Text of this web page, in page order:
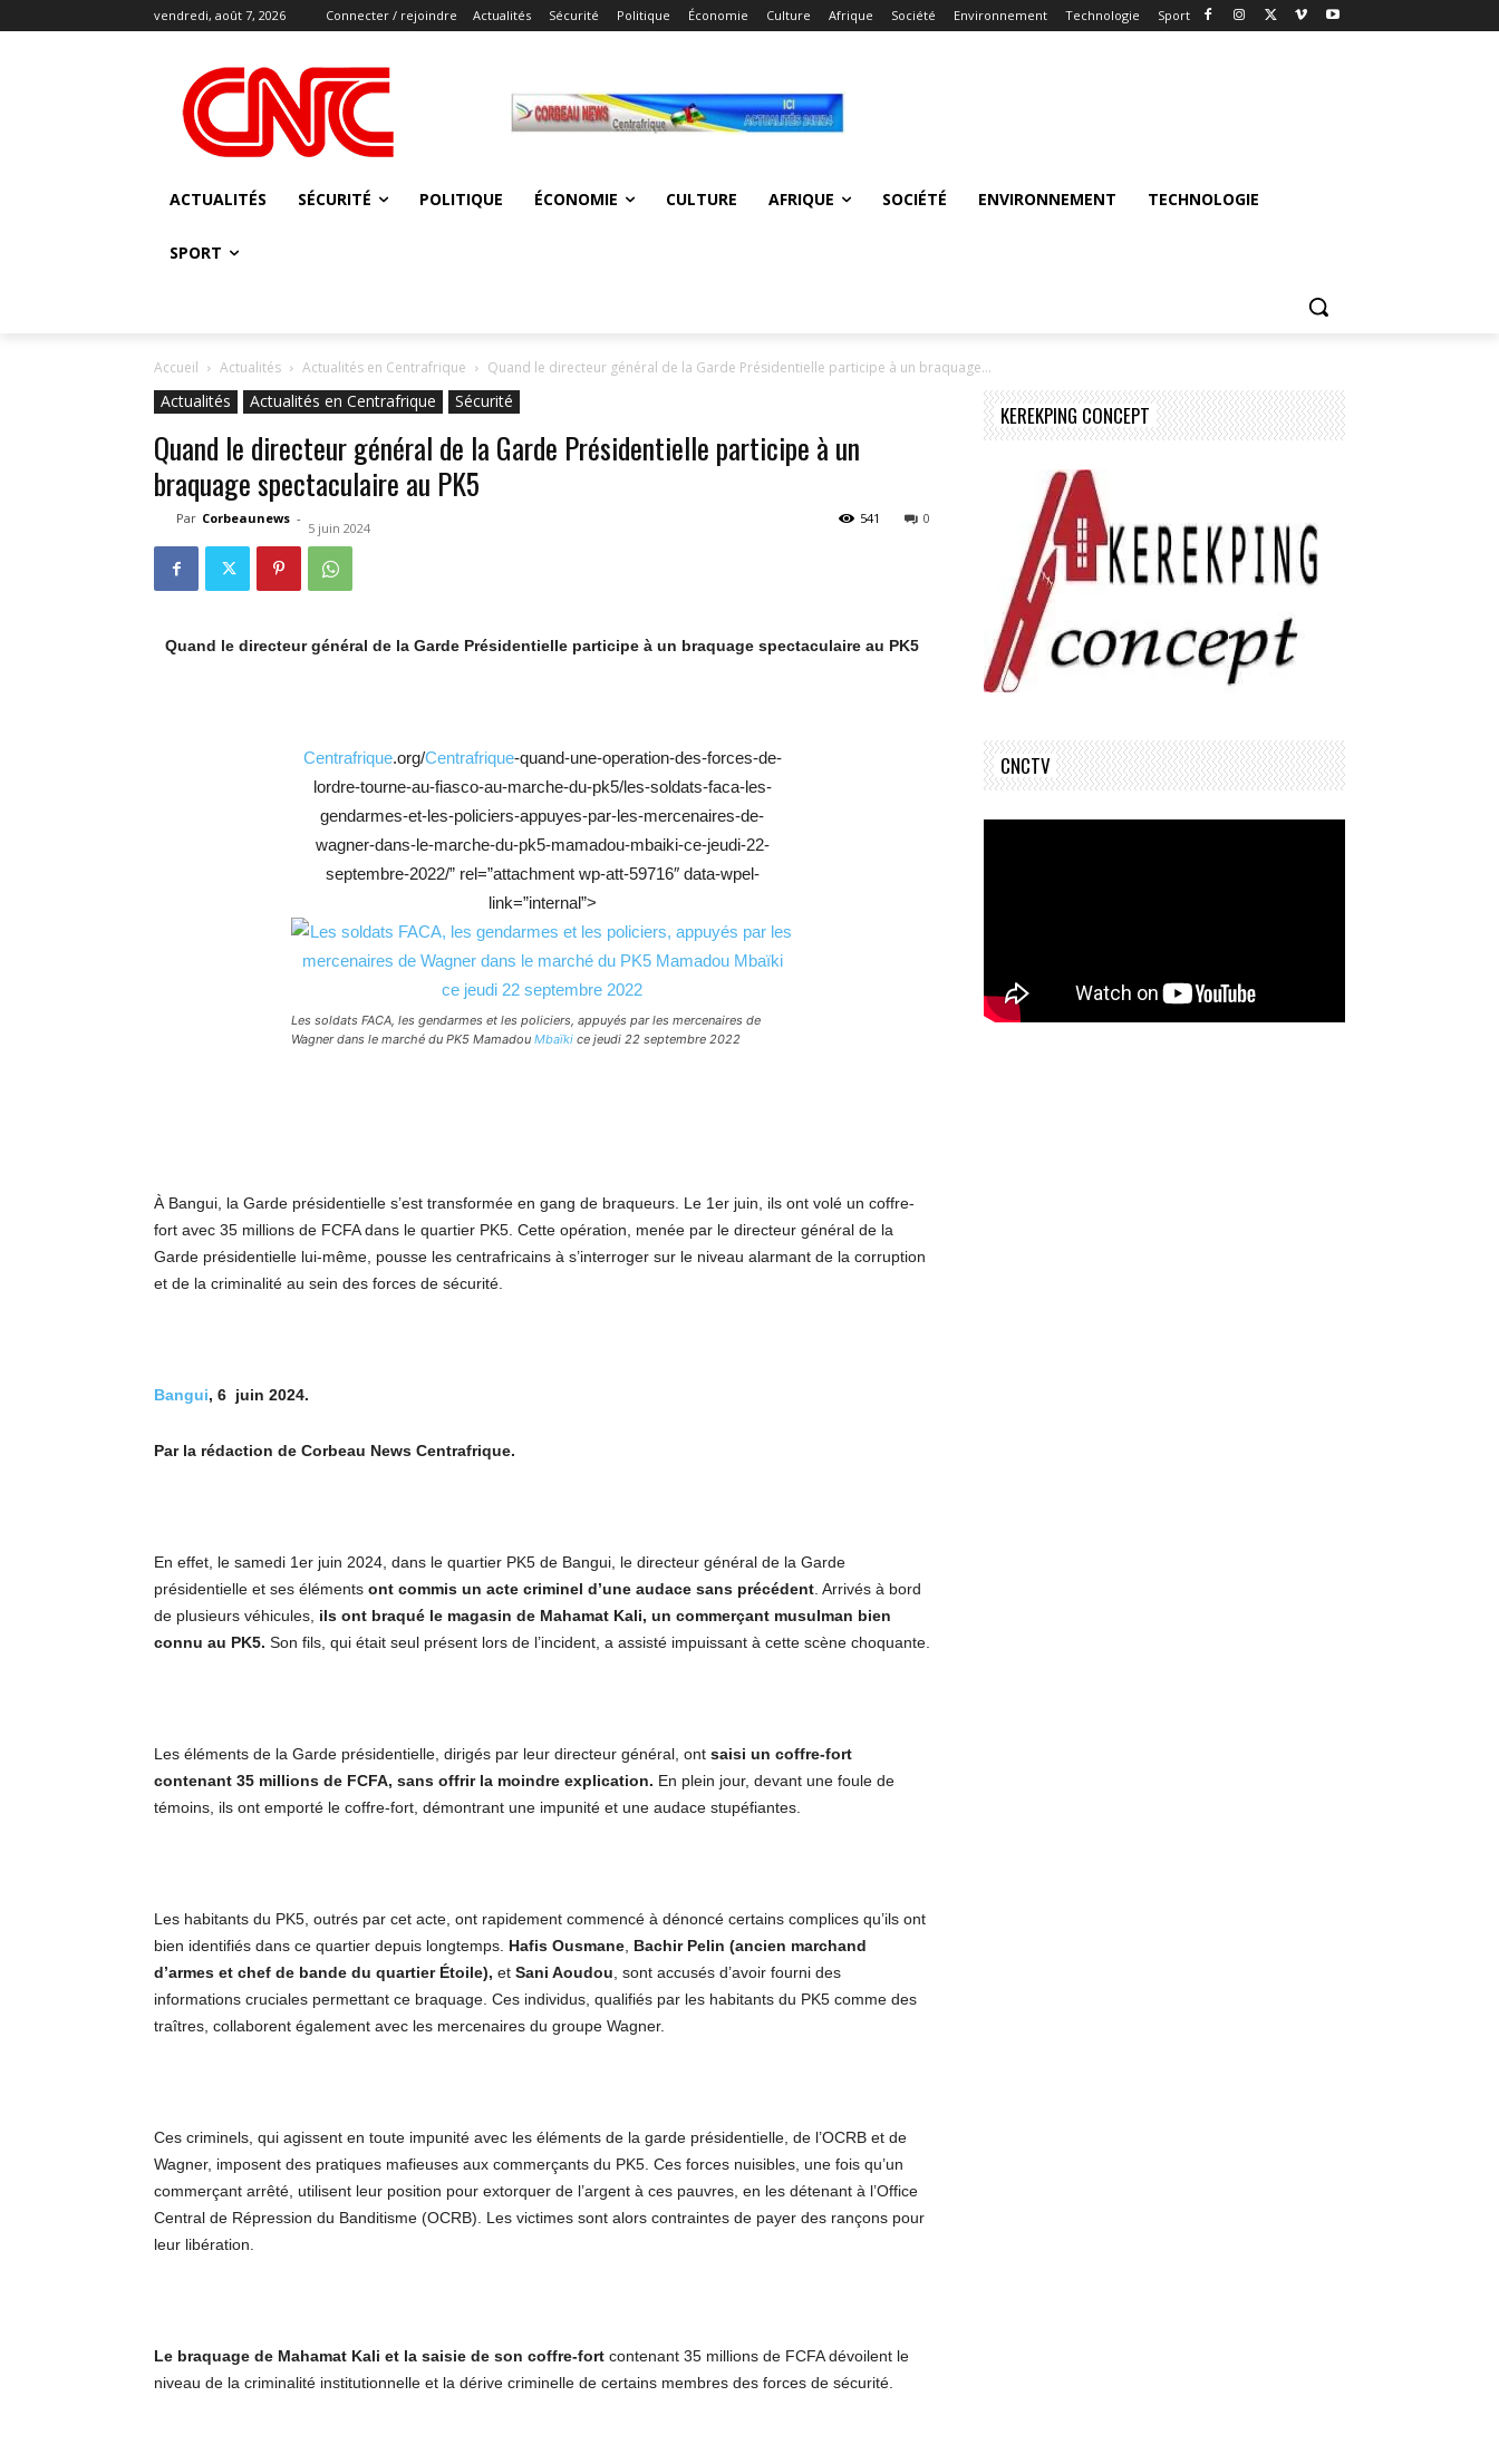
vendredi, août 7, 2026 Connecter / rejoindre Actualités Sécurité Politique Économie Culture Afrique Société Environnement Technologie Sport
ACTUALITÉS SÉCURITÉ POLITIQUE ÉCONOMIE CULTURE AFRIQUE SOCIÉTÉ ENVIRONNEMENT TECHNOLOGIE
SPORT
Accueil Actualités Actualités en Centrafrique Quand le directeur général de la Garde Présidentielle participe à un braquage...
Actualités Actualités en Centrafrique Sécurité
Quand le directeur général de la Garde Présidentielle participe à un
braquage spectaculaire au PK5
Par Corbeaunews -
5 juin 2024
0
541
Quand le directeur général de la Garde Présidentielle participe à un braquage spectaculaire au PK5
Centrafrique.org/Centrafrique-quand-une-operation-des-forces-de-
lordre-tourne-au-fiasco-au-marche-du-pk5/les-soldats-faca-les-
gendarmes-et-les-policiers-appuyes-par-les-mercenaires-de-
wagner-dans-le-marche-du-pk5-mamadou-mbaiki-ce-jeudi-22-
septembre-2022/” rel=”attachment wp-att-59716″ data-wpel-
link=”internal”>
Les soldats FACA, les gendarmes et les policiers, appuyés par les mercenaires de
Wagner dans le marché du PK5 Mamadou Mbaïki ce jeudi 22 septembre 2022
À Bangui, la Garde présidentielle s’est transformée en gang de braqueurs. Le 1er juin, ils ont volé un coffre-
fort avec 35 millions de FCFA dans le quartier PK5. Cette opération, menée par le directeur général de la
Garde présidentielle lui-même, pousse les centrafricains à s’interroger sur le niveau alarmant de la corruption
et de la criminalité au sein des forces de sécurité.
Bangui, 6 juin 2024.
Par la rédaction de Corbeau News Centrafrique.
En effet, le samedi 1er juin 2024, dans le quartier PK5 de Bangui, le directeur général de la Garde
présidentielle et ses éléments ont commis un acte criminel d’une audace sans précédent . Arrivés à bord
de plusieurs véhicules, ils ont braqué le magasin de Mahamat Kali, un commerçant musulman bien
connu au PK5. Son fils, qui était seul présent lors de l’incident, a assisté impuissant à cette scène choquante.
Les éléments de la Garde présidentielle, dirigés par leur directeur général, ont saisi un coffre-fort
contenant 35 millions de FCFA, sans offrir la moindre explication. En plein jour, devant une foule de
témoins, ils ont emporté le coffre-fort, démontrant une impunité et une audace stupéfiantes.
Les habitants du PK5, outrés par cet acte, ont rapidement commencé à dénoncé certains complices qu’ils ont
bien identifiés dans ce quartier depuis longtemps. Hafis Ousmane Bachir Pelin (ancien marchand
d’armes et chef de bande du quartier Étoile), et Sani Aoudou , sont accusés d’avoir fourni des
informations cruciales permettant ce braquage. Ces individus, qualifiés par les habitants du PK5 comme des
traîtres, collaborent également avec les mercenaires du groupe Wagner.
Ces criminels, qui agissent en toute impunité avec les éléments de la garde présidentielle, de l’OCRB et de
Wagner, imposent des pratiques mafieuses aux commerçants du PK5. Ces forces nuisibles, une fois qu’un
commerçant arrêté, utilisent leur position pour extorquer de l’argent à ces pauvres, en les détenant à l’Office
Central de Répression du Banditisme (OCRB). Les victimes sont alors contraintes de payer des rançons pour
leur libération.
Le braquage de Mahamat Kali et la saisie de son coffre-fort contenant 35 millions de FCFA dévoilent le
niveau de la criminalité institutionnelle et la dérive criminelle de certains membres des forces de sécurité.
KEREKPING CONCEPT
CNCTV